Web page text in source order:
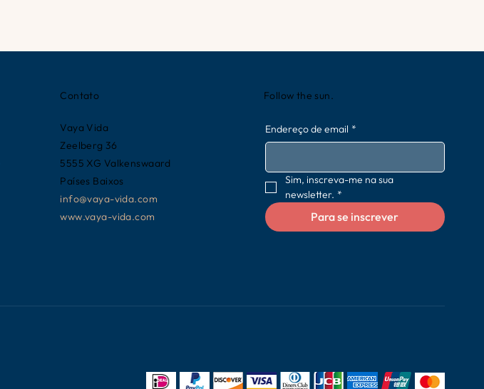
Contato
Vaya Vida
Zeelberg 36
5555 XG Valkenswaard
Países Baixos
info@vaya-vida.com
www.vaya-vida.com
Follow the sun.
Endereço de email *
Sim, inscreva-me na sua
newsletter. *
Para se inscrever